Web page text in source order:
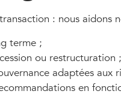
: nous aidons
terme ;
ou restructuration ;
adaptées aux
en